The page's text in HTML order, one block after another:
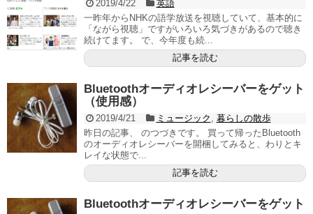
2019/4/22
英語
一昨年からNHKの語学放送を視聴していて、基本的に
「ながら視聴」ですがいろいろ気づきがあるので聴き
続けてます。 で、今年度も続...
記事を読む
Bluetoothオーディオレシーバーをゲット
（使用感）
2019/4/21 ミュージック
暮らしの散歩
昨日の記事、 のつづきです。 買って帰ったBluetooth
のオーディオレシーバーを開梱してみると、わりとキ
レイな状態で...
記事を読む
Bluetoothオーディオレシーバーをゲット